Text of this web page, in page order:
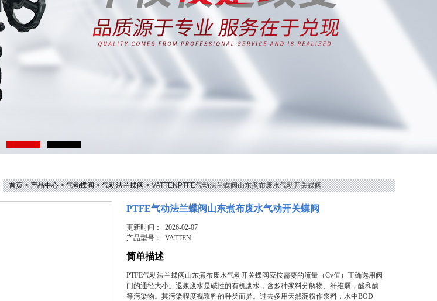
首页>产品中心>气动蝶阀>气动法兰蝶阀> VATTENPTFE气动法兰蝶阀山东煮布废水气动开关蝶阀
PTFE气动法兰蝶阀山东煮布废水气动开关蝶阀
更新时间： 2026-02-07
产品型号：VATTEN
简单描述
PTFE气动法兰蝶阀山东煮布废水气动开关蝶阀应按需要的流量（Cv值）正确选用阀
门的通径大小。退浆废水是碱性的有机废水，含多种浆料分解物、纤维屑，酸和酶
等污染物。其污染程度视浆料的种类而异。过去多用天然淀粉作浆料，水中BOD